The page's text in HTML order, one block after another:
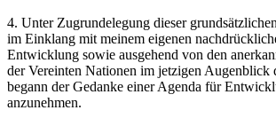
4. Unter Zugrundelegung dieser
im Einklang mit meinem eigenen
Entwicklung sowie ausgehend von den
der Vereinten Nationen im jetzigen Augenblick
begann der Gedanke einer Agenda für
anzunehmen.